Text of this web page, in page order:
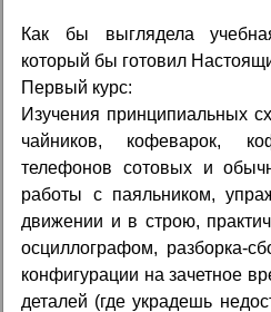
Как бы выглядела
который бы готовил
Первый курс:
Изучения принципиальных
чайников, кофеварок,
телефонов сотовых и
работы с паяльником,
движении и в строю,
осциллографом, разборка-
конфигурации на зачетное
деталей (где украдешь